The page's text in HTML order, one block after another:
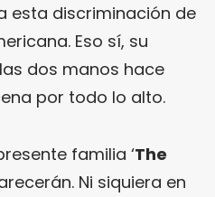
esta discriminación de
Eso sí, su
dos manos hace
por todo lo alto.
familia ‘The
Ni siquiera en